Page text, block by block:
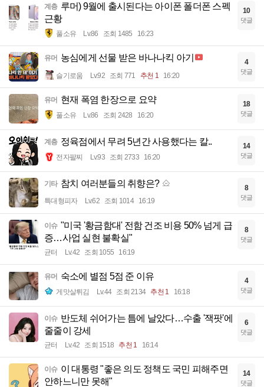
계층 루머) 9월에 출시된다는 아이폰 폴더폰 스펙
근황
풀소유 Lv.86 조회 1485 16:23
10
댓글
유머 농심에게 선물 받은 바나나킥 아기
슬기로움 Lv.92 조회 771 추천 1 16:20
4
댓글
유머 현재 폭염 한장으로 요약
풀소유 Lv.86 조회 2428 16:20
18
댓글
계층 정육점에서 무려 5년간 사용했다는 칼..
전자팔찌 Lv.93 조회 2733 16:20
14
댓글
기타 참치 여러분들의 취향은?
특대형피자 Lv.62 조회 1014 16:19
8
댓글
이슈 "미국 '황금함대' 전함 건조 비용 50% 넘게 급
증…사업 실현 불확실"
균터 Lv.42 조회 1055 16:19
8
댓글
유머 숙소에 별점 5점 준 이유
게맛살튀김 Lv.44 조회 2134 추천 1 16:18
4
댓글
이슈 반도체 쉬어가는 틈에 날았다…수출 '잭팟'에
줄줄이 강세
균터 Lv.42 조회 1518 추천 1 16:14
6
댓글
이슈 이 대통령 "좋은 의도 정책도 국민 피해주면
안하느니만 못해"
14
댓글